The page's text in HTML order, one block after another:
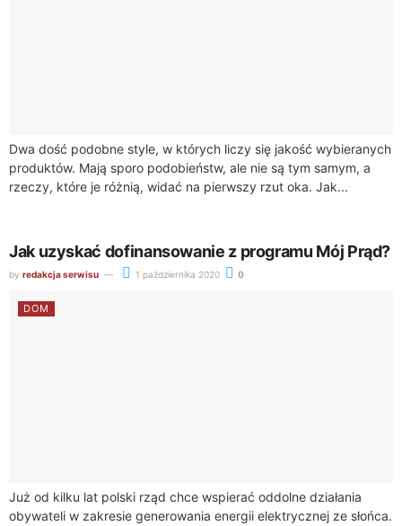
Dwa dość podobne style, w których liczy się jakość wybieranych
produktów. Mają sporo podobieństw, ale nie są tym samym, a
rzeczy, które je różnią, widać na pierwszy rzut oka. Jak...
Jak uzyskać dofinansowanie z programu Mój Prąd?
by redakcja serwisu 1 października 2020 0
DOM
Już od kilku lat polski rząd chce wspierać oddolne działania
obywateli w zakresie generowania energii elektrycznej ze słońca.